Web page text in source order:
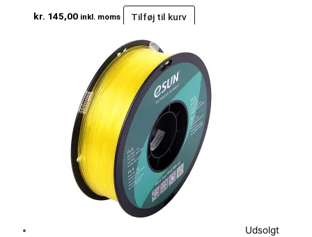
kr. 145,00 inkl. moms Tilføj til kurv
Udsolgt